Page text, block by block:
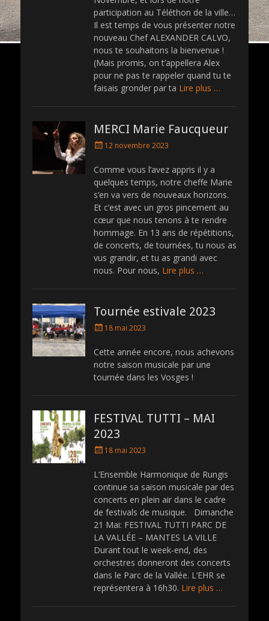
d
o
n
participation au Téléthon de la ville…
Il est temps de vous présenter notre
nouveau Chef ALEXANDER CALVO,
nous te souhaitons la bienvenue !
(Mais promis, on t’appellera Alex
pour ne pas te rappeler quand tu te
faisais gronder par ta Lire plus …
MERCI Marie Faucqueur
P
s
e
d
o
n
12 novembre 2023
Comme vous l’avez appris il y a
quelques temps, notre cheffe Marie
s’en va vers de nouveaux horizons.
Et c’est avec un gros pincement au
cœur que nous tenons à te rendre
hommage. En 13 ans de répétitions,
de concerts, de tournées, tu nous as
vus grandir, et tu as grandi avec
nous. Pour nous, Lire plus …
Tournée estivale 2023
P
s
e
d
18 mai 2023
Cette année encore, nous achevons
notre saison musicale par une
tournée dans les Vosges !
FESTIVAL TUTTI – MAI
2023
P
s
e
d
o
n
18 mai 2023
L’Ensemble Harmonique de Rungis
continue sa saison musicale par des
concerts en plein air dans le cadre
de festivals de musique. Dimanche
21 Mai: FESTIVAL TUTTI PARC DE
LA VALLÉE – MANTES LA VILLE
Durant tout le week-end, des
orchestres donneront des concerts
dans le Parc de la Vallée. L’EHR se
représentera à 16h30. Lire plus …